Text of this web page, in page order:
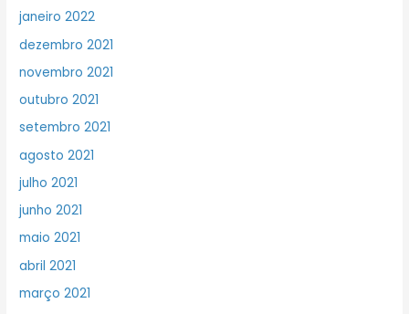
janeiro 2022
dezembro 2021
novembro 2021
outubro 2021
setembro 2021
agosto 2021
julho 2021
junho 2021
maio 2021
abril 2021
março 2021